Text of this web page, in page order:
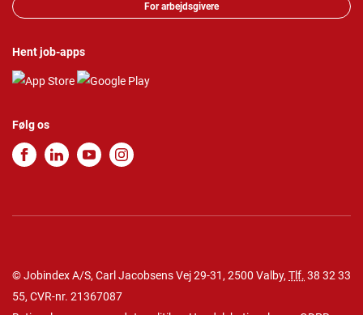
For arbejdsgivere
Hent job-apps
Følg os
© Jobindex A/S, Carl Jacobsens Vej 29-31, 2500 Valby, Tlf. 38 32 33
55, CVR-nr. 21367087